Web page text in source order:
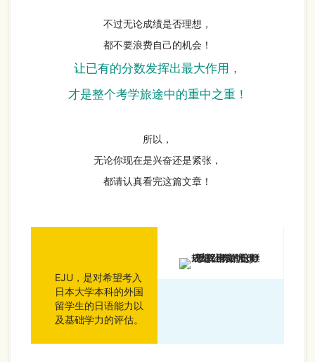
不过无论成绩是否理想，
都不要浪费自己的机会！
让已有的分数发挥出最大作用，
才是整个考学旅途中的重中之重！
所以，
无论你现在是兴奋还是紧张，
都请认真看完这篇文章！
EJU，是对希望考入
日本大学本科的外国
留学生的日语能力以
及基础学力的评估。